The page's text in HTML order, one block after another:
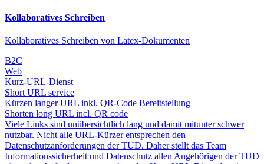
Kollaboratives Schreiben
Kollaboratives Schreiben von Latex-Dokumenten
B2C
Web
Kurz-URL-Dienst
Short URL service
Kürzen langer URL inkl. QR-Code Bereitstellung
Shorten long URL incl. QR code
Viele Links sind unübersichtlich lang und damit mitunter schwer
nutzbar. Nicht alle URL-Kürzer entsprechen den
Datenschutzanforderungen der TUD. Daher stellt das Team
Informationssicherheit und Datenschutz allen Angehörigen der TUD